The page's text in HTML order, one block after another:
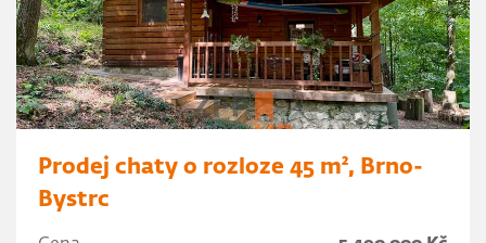
Prodej chaty o rozloze 45 m², Brno-
Bystrc